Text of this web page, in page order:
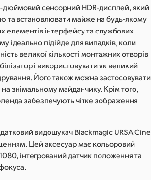
дюймовий сенсорний HDR-дисплей, який
та встановлювати майже на будь-якому
елементів інтерфейсу та службових
ідеально підійде для випадків, коли
великої кількості монтажних отворів
і використовувати як великий
Його також можна застосовувати
знімальному майданчику. Крім того,
забезпечують чітке зображення
видошукач Blackmagic URSA Cine
Цей аксесуар має кольоровий
інтегрований датчик положення та